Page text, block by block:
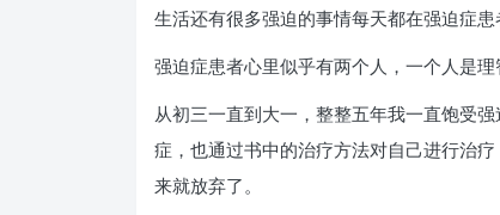
生活还有很多强迫的事情每天都在强迫症
强迫症患者心里似乎有两个人，一个人是
从初三一直到大一，整整五年我一直饱受
症，也通过书中的治疗方法对自己进行治
来就放弃了。